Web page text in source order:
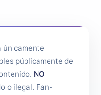
únicamente
públicamente de
NO
o ilegal. Fan-